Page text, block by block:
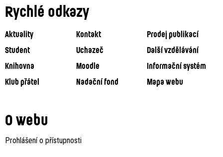
Rychlé odkazy
Aktuality Kontakt
Prodej publikací
Student
Uchazeč
Další vzdělávání
Knihovna
Moodle
Informační systém
Klub přátel
Nadační fond Mapa webu
O webu
Prohlášení o přístupnosti